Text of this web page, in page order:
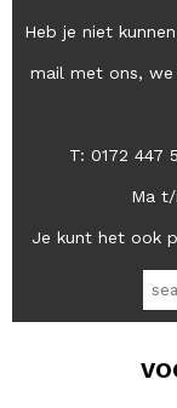
Heb je niet
mail met ons, we
T: 0172 447
Ma
Je kunt het ook